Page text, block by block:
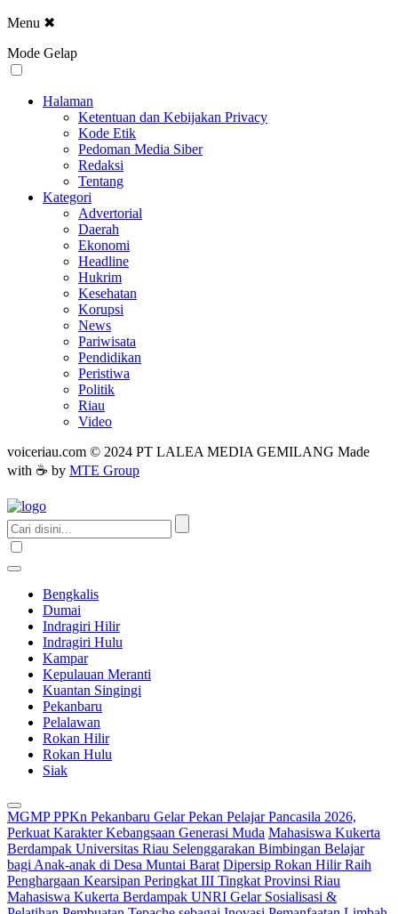
Menu ✖
Mode Gelap
Halaman
Ketentuan dan Kebijakan Privacy
Kode Etik
Pedoman Media Siber
Redaksi
Tentang
Kategori
Advertorial
Daerah
Ekonomi
Headline
Hukrim
Kesehatan
Korupsi
News
Pariwisata
Pendidikan
Peristiwa
Politik
Riau
Video
voiceriau.com © 2024 PT LALEA MEDIA GEMILANG Made
with ☕ by MTE Group
Bengkalis
Dumai
Indragiri Hilir
Indragiri Hulu
Kampar
Kepulauan Meranti
Kuantan Singingi
Pekanbaru
Pelalawan
Rokan Hilir
Rokan Hulu
Siak
MGMP PPKn Pekanbaru Gelar Pekan Pelajar Pancasila 2026,
Perkuat Karakter Kebangsaan Generasi Muda Mahasiswa Kukerta
Berdampak Universitas Riau Selenggarakan Bimbingan Belajar
bagi Anak-anak di Desa Muntai Barat Dipersip Rokan Hilir Raih
Penghargaan Kearsipan Peringkat III Tingkat Provinsi Riau
Mahasiswa Kukerta Berdampak UNRI Gelar Sosialisasi &